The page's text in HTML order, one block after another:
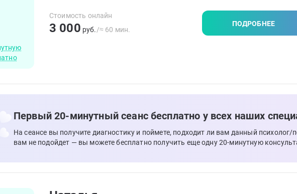
релаксационные упражнения, телесно-ориентированные практики, арт-
терапевтические упражнения.
Стоимость онлайн
3 000 руб./≈ 60 мин.
ПОДРОБНЕЕ
Первый 20-минутный сеанс бесплатно у всех наших
На сеансе вы получите диагностику и поймете, подходит ли вам данный
вам не подойдет — вы можете бесплатно получить еще одну 20-минутную